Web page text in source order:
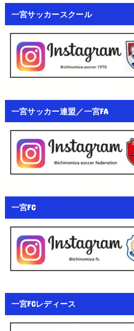
一宮サッカースクール
一宮サッカー連盟／一宮FA
一宮FC
一宮FCレディース